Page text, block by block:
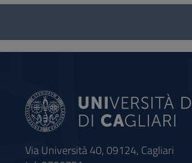
Questionario
social
Via Università 40, 09124, Cagliari